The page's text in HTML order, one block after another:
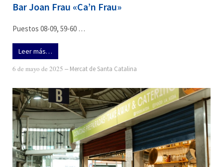
Bar Joan Frau «Ca’n Frau»
Puestos 08-09, 59-60 …
Leer más…
6 de mayo de 2025 ‒ Mercat de Santa Catalina